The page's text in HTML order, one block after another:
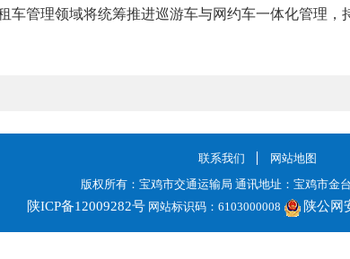
车管理领域将统筹推进巡游车与网约车一体化管理
联系我们
网站地图
版权所有：宝鸡市交通运输局 通讯地址：宝鸡市金
陕ICP备12009282号 网站标识码：6103000008 陕公网